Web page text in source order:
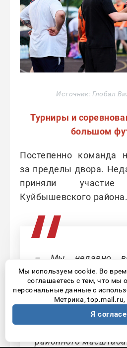
Источник: Глобал
Турниры и
большом
Постепенно команда
за пределы двора.
приняли
Куйбышевского района.
– Мы недавно
турнире
сожалению, мы
призовых мест, но
здорово, что
подключаться
районного
Мы используем cookie. Во
соглашаетесь с тем, что
персональные данные с
Метрика, top.mail.ru,
Я